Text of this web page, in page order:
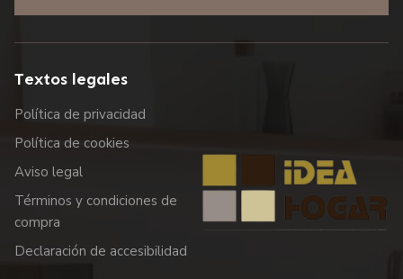
Textos legales
Política de privacidad
Política de cookies
Aviso legal
Términos y condiciones de
compra
Declaración de accesibilidad